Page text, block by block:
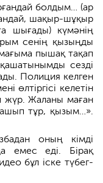
болдым… (ар
шақыр-шұқыр
шығады) күмәнің
сенің қызыңды
пышақ тақап
сезді
Полиция келген
өлтіргісі келетін
жүр. Жаланы маған
тұр, қызым…».
оның кімді
емес еді. Бірақ
бұл іске түбег­